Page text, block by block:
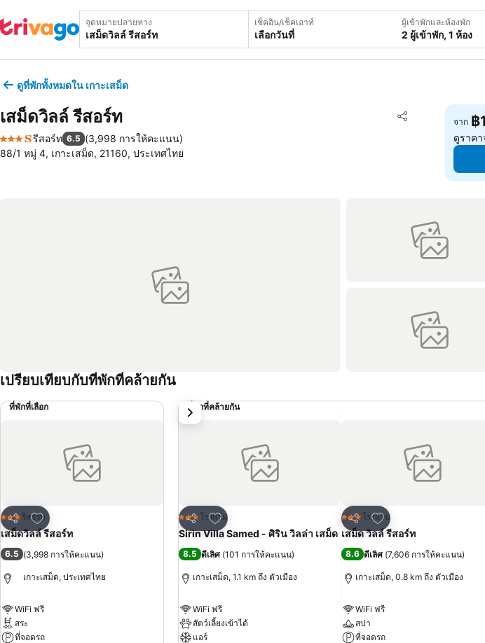
จุดหมายปลายทาง เช็คอิน/เช็คเอาท์
เลือกวันที่
ผู้เข้าพักและห้องพัก
2 ผู้เข้าพัก, 1 ห้อง
ดูที่พักทั้งหมดใน เกาะเสม็ด
เสม็ดวิลล์ รีสอร์ท แชร์
เพิ่มในรายกา
3 ดาว
รีสอร์ท 6.5 (3,998 การให้คะแนน)
88/1 หมู่ 4, เกาะเสม็ด, 21160, ประเทศไทย
จาก ฿
ดูราคา
เปรียบเทียบกับที่พักที่คล้ายกัน
ที่พักที่เลือก
แชร์
เพิ่มในรายการโปรด
3 ดาว รีสอร์ท
เสม็ดวิลล์ รีสอร์ท
6.5 (3,998 การให้คะแนน)
เกาะเสม็ด, ประเทศไทย
WiFi ฟรี
สระ
ที่จอดรถ
ที่พักที่คล้ายกัน
แชร์
เพิ่มในรายการโปรด
3 ดาว โรงแรม
Sirin Villa Samed - ศิริน วิลล่า เสม็ด
8.5 ดีเลิศ (101 การให้คะแนน)
เกาะเสม็ด, 1.1 km ถึง ตัวเมือง
WiFi ฟรี
สัตว์เลี้ยงเข้าได้
แอร์
แชร์
เพิ่มในรายการโปรด
3 ดาว โรงแรม
เสม็ด วิลล์ รีสอร์ท
8.6 ดีเลิศ (7,606 การให้คะแนน)
เกาะเสม็ด, 0.8 km ถึง ตัวเมือง
WiFi ฟรี
สปา
ที่จอดรถ
ถัดไป